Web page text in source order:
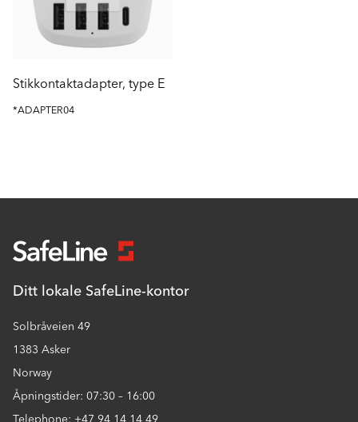
Stikkontaktadapter, type E
*ADAPTER04
Ditt lokale SafeLine-kontor
Solbråveien 49
1383 Asker
Norway
Åpningstider: 07:30 – 16:00